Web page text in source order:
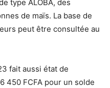
type ALOBA, des
de maïs. La base de
peut être consultée au
fait aussi état de
450 FCFA pour un solde